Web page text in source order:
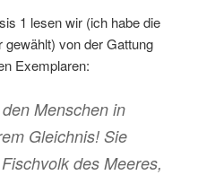
1 lesen wir (ich habe die
von der Gattung
Exemplaren:
Menschen in
Gleichnis! Sie
des Meeres,